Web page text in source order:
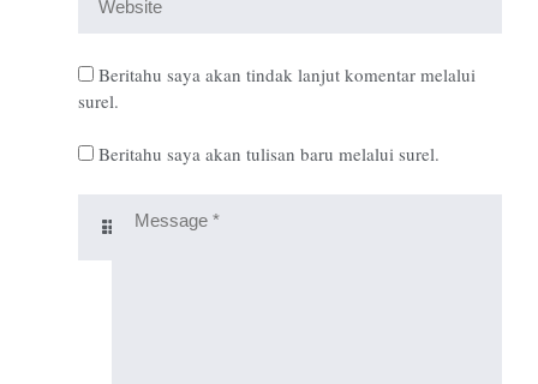
Beritahu saya akan tindak lanjut komentar melalui
surel.
Beritahu saya akan tulisan baru melalui surel.